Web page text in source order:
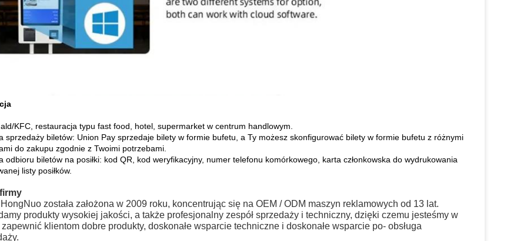
KFC, restauracja typu fast food, hotel, supermarket w centrum handlowym.
sprzedaży biletów: Union Pay sprzedaje bilety w formie bufetu, a Ty możesz skonfigurować bilety w formie bufetu z różnymi
do zakupu zgodnie z Twoimi potrzebami.
odbioru biletów na posiłki: kod QR, kod weryfikacyjny, numer telefonu komórkowego, karta członkowska do wydrukowania
listy posiłków.
została założona w 2009 roku, koncentrując się na OEM / ODM maszyn reklamowych od 13 lat.
produkty wysokiej jakości, a także profesjonalny zespół sprzedaży i techniczny, dzięki czemu jesteśmy w
klientom dobre produkty, doskonałe wsparcie techniczne i doskonałe wsparcie po- obsługa